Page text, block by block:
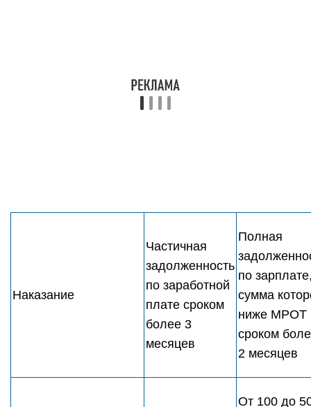
Наказание
Частичная
задолженность
по заработной
плате сроком
более 3
месяцев
Полная
по
сумма
ниже МРОТ
сроком
2 месяцев
От 100 до